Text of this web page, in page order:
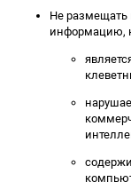
Не размещать
информацию,